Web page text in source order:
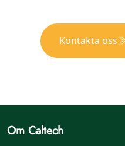
Kontakta oss
Om Caltech